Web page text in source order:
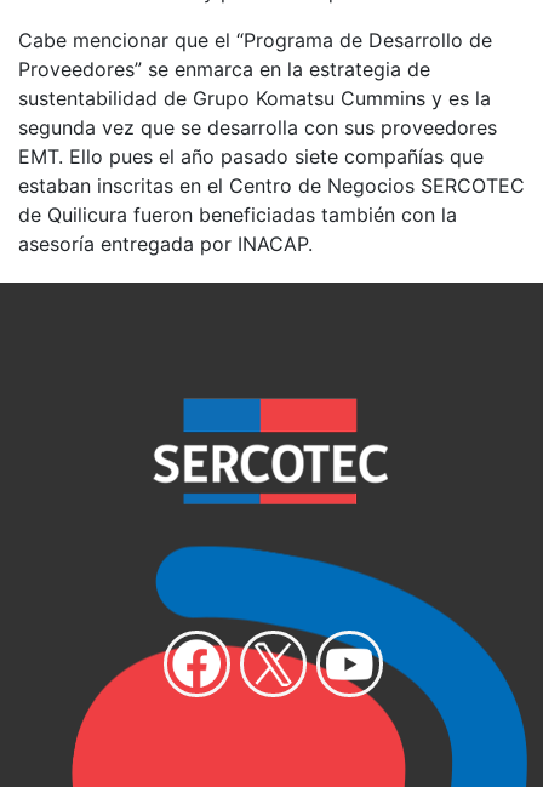
Cabe mencionar que el “Programa de Desarrollo de
Proveedores” se enmarca en la estrategia de
sustentabilidad de Grupo Komatsu Cummins y es la
segunda vez que se desarrolla con sus proveedores
EMT. Ello pues el año pasado siete compañías que
estaban inscritas en el Centro de Negocios SERCOTEC
de Quilicura fueron beneficiadas también con la
asesoría entregada por INACAP.